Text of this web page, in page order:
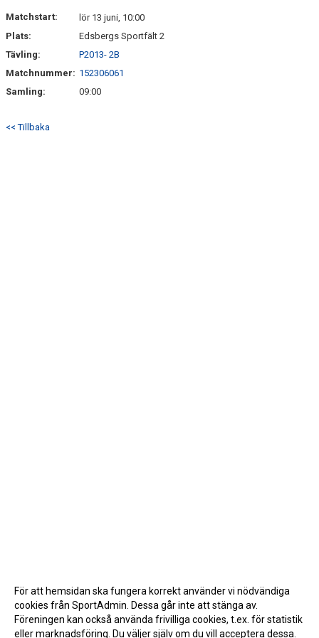
KONTAKT
Matchstart:
lör 13 juni, 10:00
Plats:
Edsbergs Sportfält 2
Tävling:
P2013- 2B
Matchnummer: 152306061
Samling:
09:00
<< Tillbaka
För att hemsidan ska fungera korrekt använder vi nödvändiga
cookies från SportAdmin. Dessa går inte att stänga av.
Föreningen kan också använda frivilliga cookies, t.ex. för statistik
eller marknadsföring. Du väljer själv om du vill acceptera dessa.